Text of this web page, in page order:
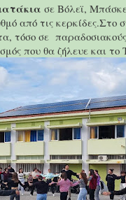
σε Βόλεϊ,
από τις κερκίδες.Στο
τόσο σε
που θα ζήλευε και το